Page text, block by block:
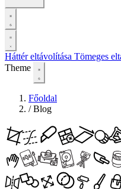
Háttér eltávolítása Tömeges
Theme
Főoldal
/ Blog